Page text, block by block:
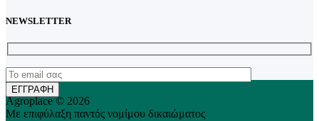
NEWSLETTER
Agroplace © 2026
Με επιφύλαξη παντός νομίμου δικαιώματος